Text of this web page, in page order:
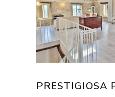
PRESTIGIOSA